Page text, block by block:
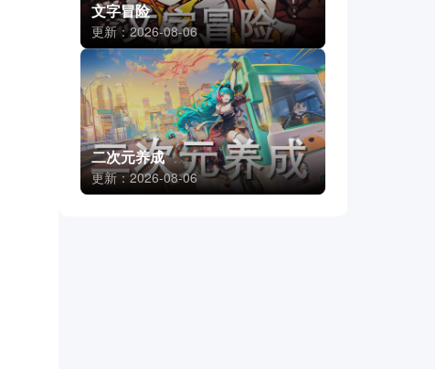
文字冒险
更新：2026-08-06
二次元养成
更新：2026-08-06